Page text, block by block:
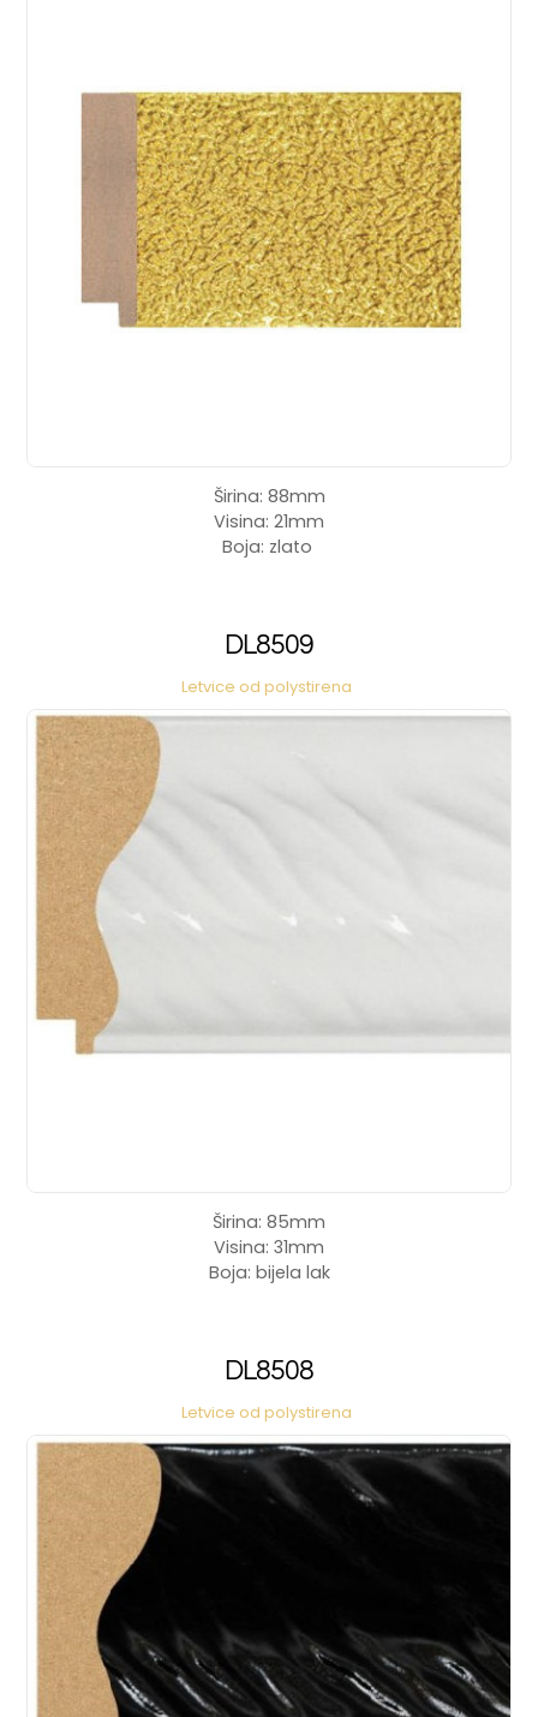
Širina: 88mm
Visina: 21mm
Boja: zlato
DL8509
Letvice od polystirena
Širina: 85mm
Visina: 31mm
Boja: bijela lak
DL8508
Letvice od polystirena